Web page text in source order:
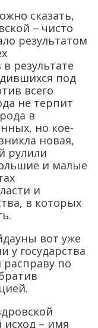
сказать,
– чисто
результатом
результате
под
всего
не терпит
в
но кое-
новая,
рулили
и малые
и
в которых
вот уже
у государства
расправу по
– имя